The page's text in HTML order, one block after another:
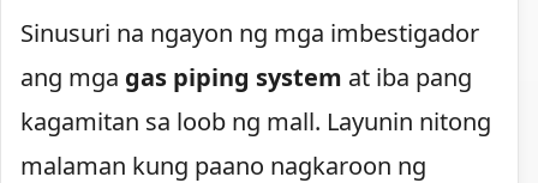
Sinusuri na ngayon ng mga imbestigador
ang mga gas piping system at iba pang
kagamitan sa loob ng mall. Layunin nitong
malaman kung paano nagkaroon ng